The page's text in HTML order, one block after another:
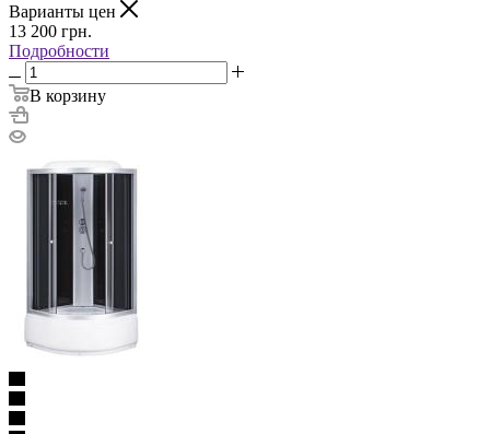
Варианты цен
13 200 грн.
Подробности
В корзину